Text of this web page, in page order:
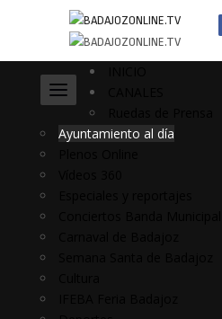
Ayuntamiento al día